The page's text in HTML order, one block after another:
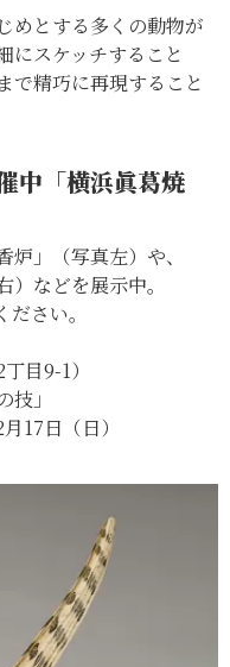
めとする多くの動物が
にスケッチすること
で精巧に再現すること
中「横浜眞葛焼
」（写真左）や、
）などを展示中。
さい。
目9-1）
」
17日（日）